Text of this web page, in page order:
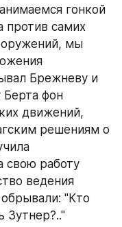
гонкой
самих
мы
Брежневу и
Берта фон
движений,
решениям о
свою работу
ведения
"Кто
Зутнер?.."